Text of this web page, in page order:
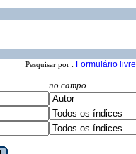
Pesquisar por : Formulário livre
no campo